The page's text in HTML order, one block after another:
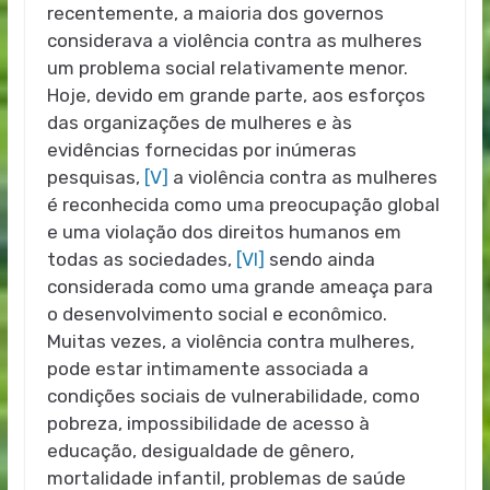
recentemente, a maioria dos governos
considerava a violência contra as mulheres
um problema social relativamente menor.
Hoje, devido em grande parte, aos esforços
das organizações de mulheres e às
evidências fornecidas por inúmeras
pesquisas, [V] a violência contra as mulheres
é reconhecida como uma preocupação global
e uma violação dos direitos humanos em
todas as sociedades, [VI] sendo ainda
considerada como uma grande ameaça para
o desenvolvimento social e econômico.
Muitas vezes, a violência contra mulheres,
pode estar intimamente associada a
condições sociais de vulnerabilidade, como
pobreza, impossibilidade de acesso à
educação, desigualdade de gênero,
mortalidade infantil, problemas de saúde